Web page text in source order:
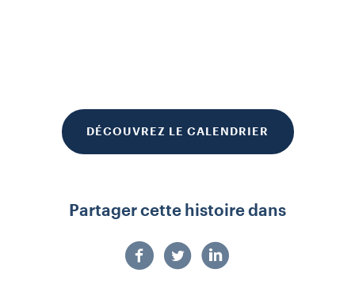
DÉCOUVREZ LE CALENDRIER
Partager cette histoire dans